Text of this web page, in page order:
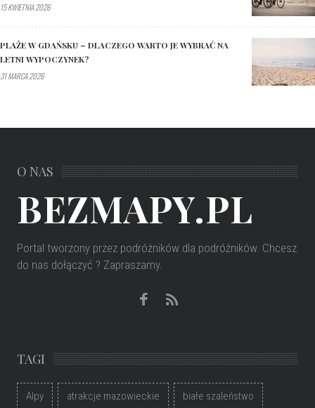
15 KWIETNIA 2026
PLAŻE W GDAŃSKU – DLACZEGO WARTO JE WYBRAĆ NA
LETNI WYPOCZYNEK?
31 MARCA 2026
O NAS
BEZMAPY.PL
Portal tworzony przez podróżników dla podróżników. Chcesz
do nas dołączyć ? Zapraszamy.
TAGI
Alpy atrakcje mazowieckie białe szaleństwo